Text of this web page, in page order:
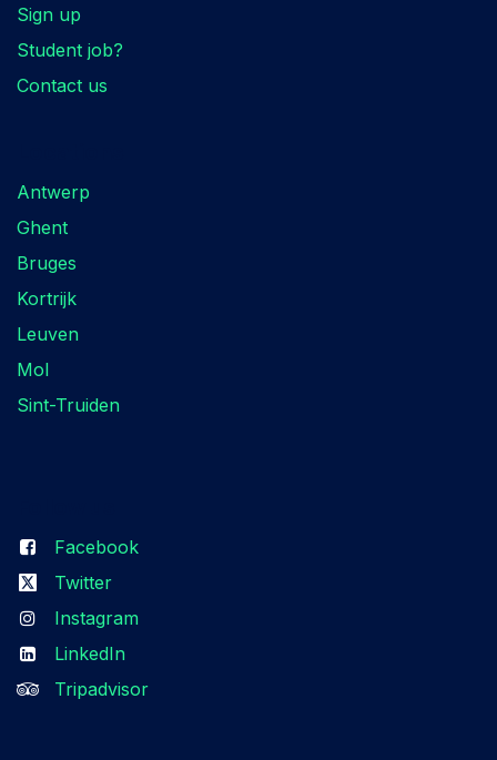
Sign up
Student job?
Contact us
Antwerp
Ghent
Bruges
Kortrijk
Leuven
Mol
Sint-Truiden
Facebook
Twitter
Instagram
LinkedIn
Tripadvisor